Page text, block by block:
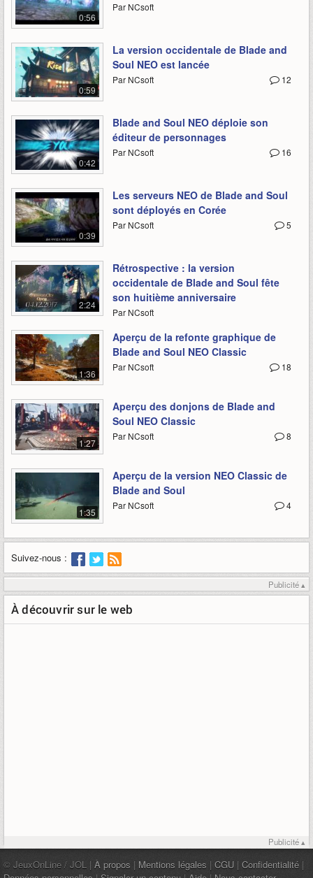
0:56
Par NCsoft
0:59
La version occidentale de Blade and
Soul NEO est lancée
12
Par NCsoft
0:42
Blade and Soul NEO déploie son
éditeur de personnages
16
Par NCsoft
0:39
Les serveurs NEO de Blade and Soul
sont déployés en Corée
5
Par NCsoft
2:24
Rétrospective : la version
occidentale de Blade and Soul fête
son huitième anniversaire
Par NCsoft
1:36
Aperçu de la refonte graphique de
Blade and Soul NEO Classic
18
Par NCsoft
1:27
Aperçu des donjons de Blade and
Soul NEO Classic
8
Par NCsoft
1:35
Aperçu de la version NEO Classic de
Blade and Soul
4
Par NCsoft
Suivez-nous :
Publicité ▴
À découvrir sur le web
Publicité ▴
© JeuxOnLine / JOL | À propos | Mentions légales | CGU | Confidentialité |